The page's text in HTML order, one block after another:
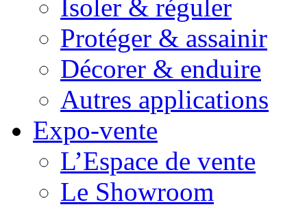
Isoler & réguler
Protéger & assainir
Décorer & enduire
Autres applications
Expo-vente
L’Espace de vente
Le Showroom